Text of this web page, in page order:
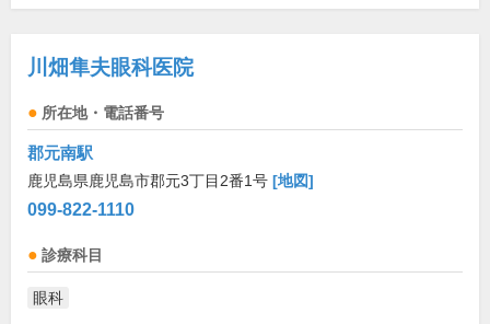
川畑隼夫眼科医院
所在地・電話番号
郡元南駅
鹿児島県鹿児島市郡元3丁目2番1号 [地図]
099-822-1110
診療科目
眼科